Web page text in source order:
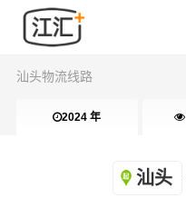
汕头物流线路
2024 年
汕头